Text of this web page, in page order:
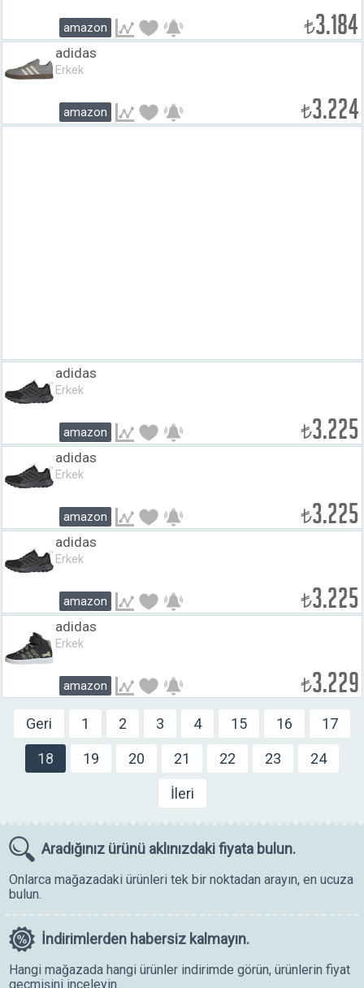
amazon ₺3.184
adidas
Erkek
amazon ₺3.224
adidas
Erkek
amazon ₺3.225
adidas
Erkek
amazon ₺3.225
adidas
Erkek
amazon ₺3.225
adidas
Erkek
amazon ₺3.229
Geri 1 2 3 4 15 16 17
18 19 20 21 22 23 24
İleri
Aradığınız ürünü aklınızdaki fiyata bulun.
Onlarca mağazadaki ürünleri tek bir noktadan arayın, en ucuza
bulun.
İndirimlerden habersiz kalmayın.
Hangi mağazada hangi ürünler indirimde görün, ürünlerin fiyat
geçmişini inceleyin.